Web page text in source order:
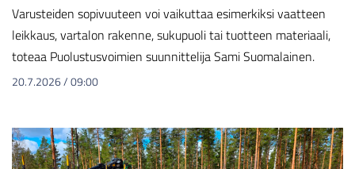
Varusteiden sopivuuteen voi vaikuttaa esimerkiksi vaatteen
leikkaus, vartalon rakenne, sukupuoli tai tuotteen materiaali,
toteaa Puolustusvoimien suunnittelija Sami Suomalainen.
20.7.2026/09:00